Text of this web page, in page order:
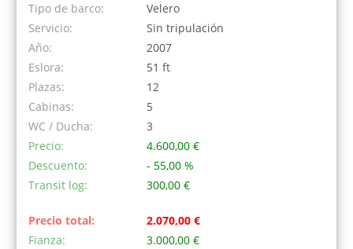
Tipo de barco:
Velero
Servicio:
Sin tripulación
Año:
2007
Eslora:
51 ft
Plazas:
12
Cabinas:
5
WC / Ducha:
3
Precio:
4.600,00 €
Descuento:
- 55,00 %
Transit log:
300,00 €
Precio total:
2.070,00 €
Fianza:
3.000,00 €